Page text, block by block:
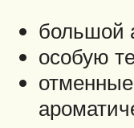
большой
особую